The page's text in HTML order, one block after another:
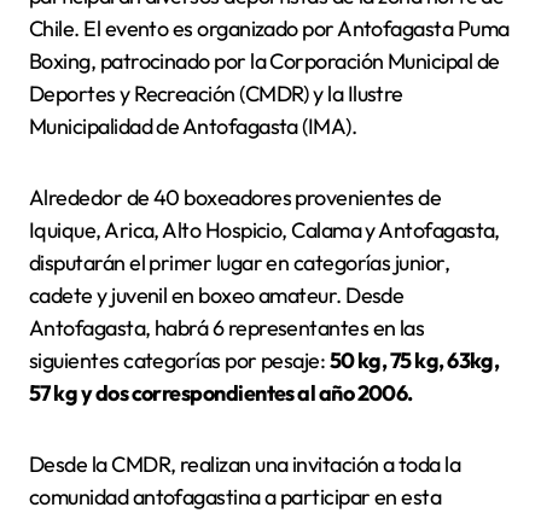
Chile. El evento es organizado por Antofagasta Puma
Boxing, patrocinado por la Corporación Municipal de
Deportes y Recreación (CMDR) y la Ilustre
Municipalidad de Antofagasta (IMA).
Alrededor de 40 boxeadores provenientes de
Iquique, Arica, Alto Hospicio, Calama y Antofagasta,
disputarán el primer lugar en categorías junior,
cadete y juvenil en boxeo amateur. Desde
Antofagasta, habrá 6 representantes en las
siguientes categorías por pesaje:50 kg, 75 kg, 63kg,
57 kg y dos correspondientes al año 2006.
Desde la CMDR, realizan una invitación a toda la
comunidad antofagastina a participar en esta